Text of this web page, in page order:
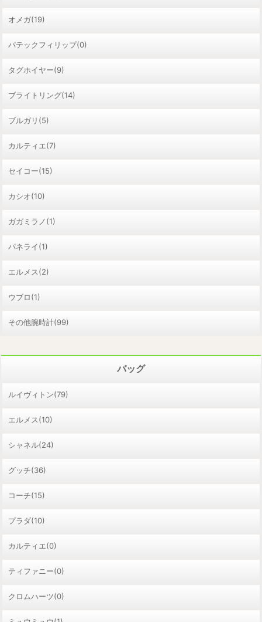
オメガ(19)
パテックフィリップ(0)
タグホイヤー(9)
ブライトリング(14)
ブルガリ(5)
カルティエ(7)
セイコー(15)
カシオ(10)
ガガミラノ(1)
パネライ(1)
エルメス(2)
ウブロ(1)
その他腕時計(99)
バッグ
ルイヴィトン(79)
エルメス(10)
シャネル(24)
グッチ(36)
コーチ(15)
プラダ(10)
カルティエ(0)
ティファニー(0)
クロムハーツ(0)